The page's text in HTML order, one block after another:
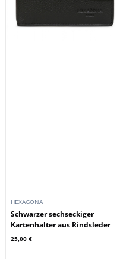
HEXAGONA
Schwarzer sechseckiger
Kartenhalter aus Rindsleder
25,00 €